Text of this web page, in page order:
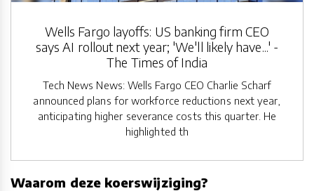
Wells Fargo layoffs: US banking firm CEO
says AI rollout next year; 'We'll likely have...' -
The Times of India
Tech News News: Wells Fargo CEO Charlie Scharf
announced plans for workforce reductions next year,
anticipating higher severance costs this quarter. He
highlighted th
Waarom deze koerswijziging?